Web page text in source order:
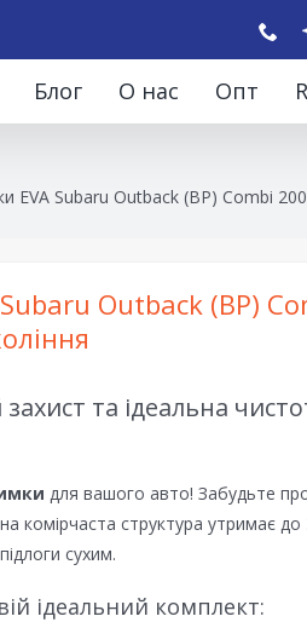
Блог О нас Опт
EVA Subaru Outback (BP) Combi
Outback (BP)
та ідеальна
для вашого авто! Забудьте
комірчаста структура утримає до
сухим.
ідеальний комплект: